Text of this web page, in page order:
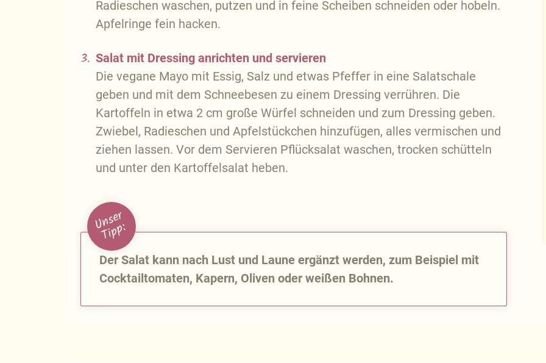
Radieschen waschen, putzen und in feine Scheiben schneiden oder hobeln.
Apfelringe fein hacken.
3. Salat mit Dressing anrichten und servieren
Die vegane Mayo mit Essig, Salz und etwas Pfeffer in eine Salatschale
geben und mit dem Schneebesen zu einem Dressing verrühren. Die
Kartoffeln in etwa 2 cm große Würfel schneiden und zum Dressing geben.
Zwiebel, Radieschen und Apfelstückchen hinzufügen, alles vermischen und
ziehen lassen. Vor dem Servieren Pflücksalat waschen, trocken schütteln
und unter den Kartoffelsalat heben.
U
n
s
e
r
T
i
p
p
:
Der Salat kann nach Lust und Laune ergänzt werden, zum Beispiel mit
Cocktailtomaten, Kapern, Oliven oder weißen Bohnen.